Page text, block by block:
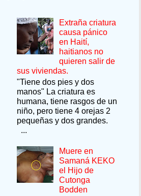
Extraña criatura
causa pánico
en Haití,
haitianos no
quieren salir de
sus viviendas.
"Tiene dos pies y dos
manos" La criatura es
humana, tiene rasgos de un
niño, pero tiene 4 orejas 2
pequeñas y dos grandes.
...
Muere en
Samaná KEKO
el Hijo de
Cutonga
Bodden